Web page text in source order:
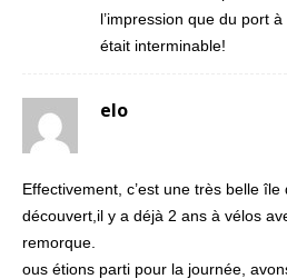
l’impression que du port
était interminable!
elo
Effectivement, c’est une très belle
découvert,il y a déjà 2 ans à vélos
remorque.
ous étions parti pour la journée,